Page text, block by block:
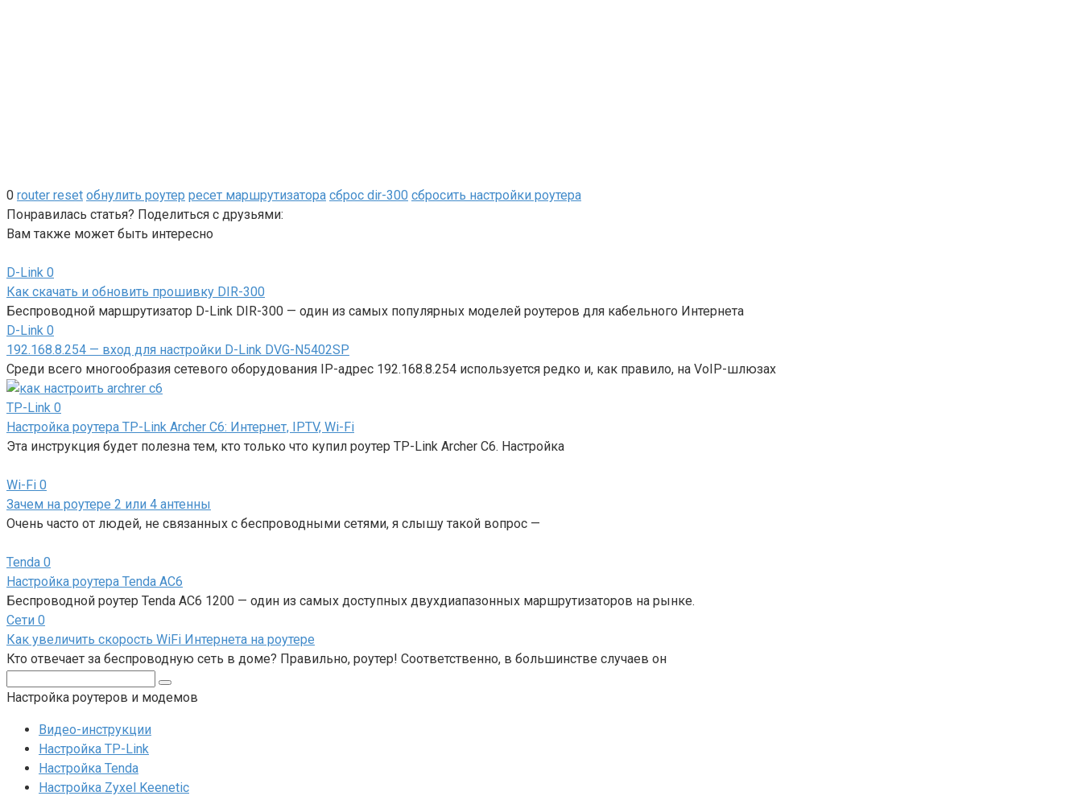
0 router reset обнулить роутер ресет маршрутизатора сброс dir-300 сбросить настройки роутера
Понравилась статья? Поделиться с друзьями:
Вам также может быть интересно
D-Link 0
Как скачать и обновить прошивку DIR-300
Беспроводной маршрутизатор D-Link DIR-300 — один из самых популярных моделей роутеров для кабельного Интернета
D-Link 0
192.168.8.254 — вход для настройки D-Link DVG-N5402SP
Среди всего многообразия сетевого оборудования IP-адрес 192.168.8.254 используется редко и, как правило, на VoIP-шлюзах
TP-Link 0
Настройка роутера TP-Link Archer C6: Интернет, IPTV, Wi-Fi
Эта инструкция будет полезна тем, кто только что купил роутер TP-Link Archer C6. Настройка
Wi-Fi 0
Зачем на роутере 2 или 4 антенны
Очень часто от людей, не связанных с беспроводными сетями, я слышу такой вопрос —
Tenda 0
Настройка роутера Tenda AC6
Беспроводной роутер Tenda АС6 1200 — один из самых доступных двухдиапазонных маршрутизаторов на рынке.
Сети 0
Как увеличить скорость WiFi Интернета на роутере
Кто отвечает за беспроводную сеть в доме? Правильно, роутер! Соответственно, в большинстве случаев он
Настройка роутеров и модемов
Видео-инструкции
Настройка TP-Link
Настройка Tenda
Настройка Zyxel Keenetic